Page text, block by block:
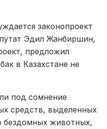
законопроект
Эдил Жанбиршин,
предложил
в Казахстане не
под сомнение
средств, выделенных
бездомных животных,